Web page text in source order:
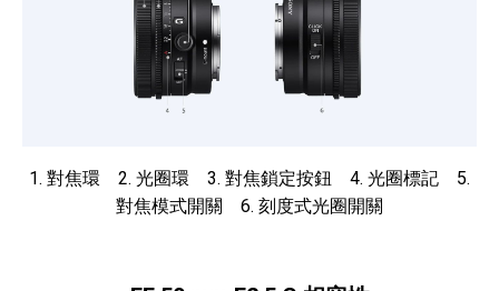
1. 對焦環 2. 光圈環 3. 對焦鎖定按鈕 4. 光圈標記 5.
對焦模式開關 6. 刻度式光圈開關